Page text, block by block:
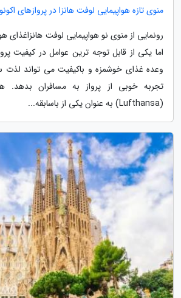
منوی تازه هواپیمایی لوفت هانزا در پروازهای
رونمایی از منوی نو هواپیمایی لوفت هانزاغذای
اما یکی از قابل توجه ترین عوامل در کیفیت
وعده غذای خوشمزه و باکیفیت می تواند لذت
تجربه خوبی از پرواز به مسافران بدهد.
(Lufthansa) به عنوان یکی از باسابقه...